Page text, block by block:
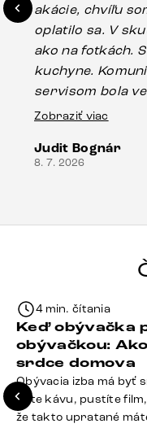
akácie, chvíľu
oplatilo sa. V
ako na fotkách.
kuchyne.
servisom bola
stola bolo malé
Vincze pri
veľmi korektne.
Zobraziť viac
Judit Bognár
8. 7. 2026
4 min. čítania
Keď obývačka
obývačkou:
srdce domova
Obývacia izba má byť
dáte kávu, pustíte
že takto upratané